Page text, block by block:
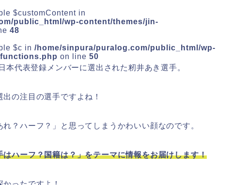
$customContent in
public_html/wp-content/themes/jin-
48
$c in /home/sinpura/puralog.com/public_html/wp-
on line 50
本代表登録メンバーに選出された籾井あき選手。
の注目の選手ですよね！
？ハーフ？」と思ってしまうかわいい顔なのです。
ハーフ？国籍は？」をテーマに情報をお届けします！